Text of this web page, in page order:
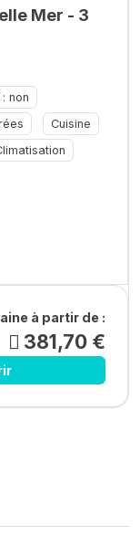
Mer - 3
non
Cuisine
à partir de :
381,70 €